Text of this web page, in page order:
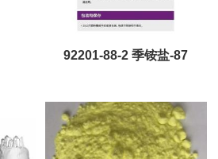
92201-88-2 季铵盐-87